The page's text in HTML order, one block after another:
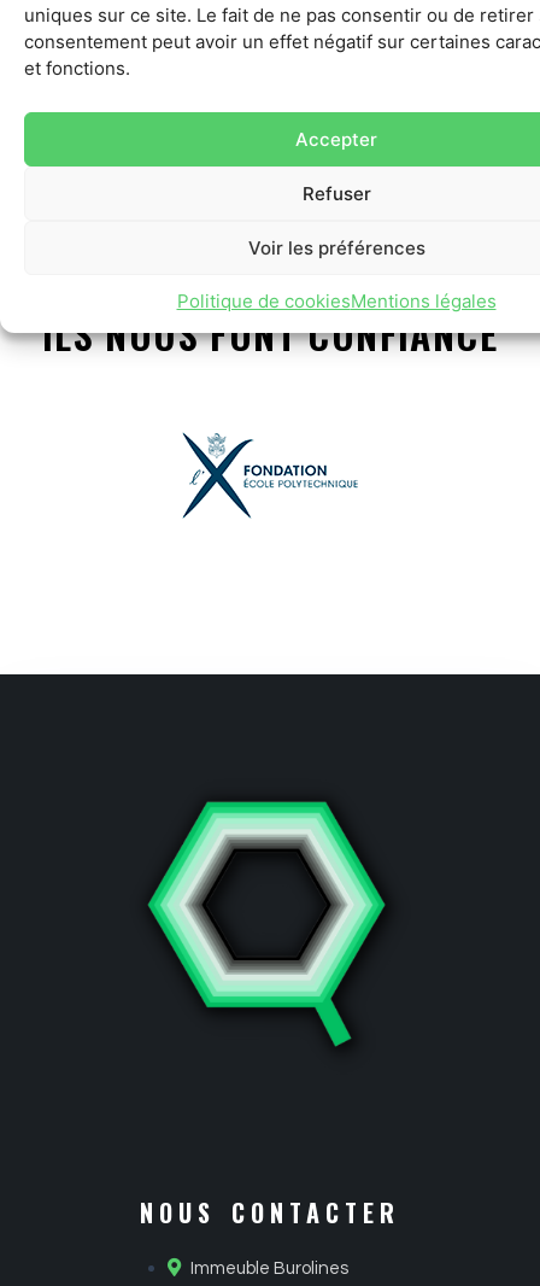
uniques sur ce site. Le fait de ne pas consentir ou de retirer
consentement peut avoir un effet négatif sur certaines
et fonctions.
Accepter
Refuser
Voir les préférences
Politique de cookiesMentions légales
études de marchés
100%
de taux de satisfaction
ILS NOUS FONT CONFIANCE
NOUS CONTACTER
Immeuble Burolines